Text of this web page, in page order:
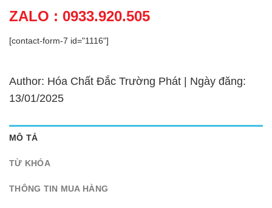
ZALO : 0933.920.505
[contact-form-7 id="1116"]
Author: Hóa Chất Đắc Trường Phát | Ngày đăng:
13/01/2025
MÔ TẢ
TỪ KHÓA
THÔNG TIN MUA HÀNG